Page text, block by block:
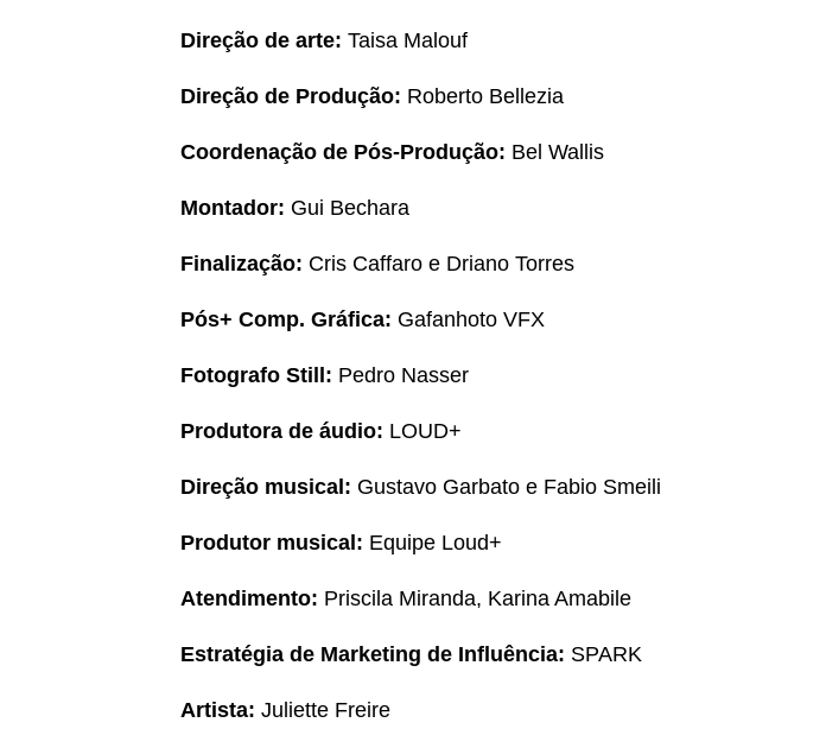
Direção de arte: Taisa Malouf
Direção de Produção: Roberto Bellezia
Coordenação de Pós-Produção: Bel Wallis
Montador: Gui Bechara
Finalização: Cris Caffaro e Driano Torres
Pós+ Comp. Gráfica: Gafanhoto VFX
Fotografo Still: Pedro Nasser
Produtora de áudio: LOUD+
Direção musical: Gustavo Garbato e Fabio Smeili
Produtor musical: Equipe Loud+
Atendimento: Priscila Miranda, Karina Amabile
Estratégia de Marketing de Influência: SPARK
Artista: Juliette Freire